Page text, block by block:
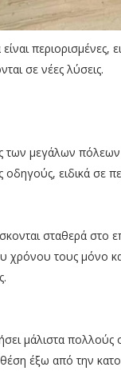
σε νέες λύσεις.
μεγάλων πόλεων
οδηγούς, ειδικά σε
σταθερά στο
χρόνου τους μόνο
μάλιστα
έξω από την